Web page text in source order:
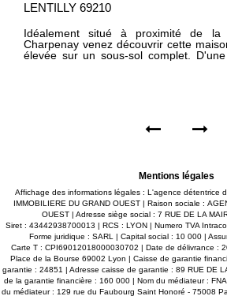
LENTILLY 69210
Idéalement situé à proximité de
Charpenay venez découvrir cette
élevée sur un sous-sol complet.
terrain de 900 m² est clos avec piscine
du village. Visites possibles du lundi
notre site et retrouvez toutes nos
Mentions légales
Affichage des informations légales : L'agence détentrice
IMMOBILIERE DU GRAND OUEST | Raison sociale :
OUEST | Adresse siège social : 7 RUE DE LA
Siret : 43442938700013 | RCS : LYON | Numero TVA
Forme juridique : SARL | Capital social : 10 000 |
Carte T : CPI69012018000030702 | Date de délivrance :
Place de la Bourse 69002 Lyon | Caisse de garantie
garantie : 24851 | Adresse caisse de garantie : 89 RUE DE
de la garantie financière : 160 000 | Nom du médiateur :
du médiateur : 129 rue du Faubourg Saint Honoré - 75008